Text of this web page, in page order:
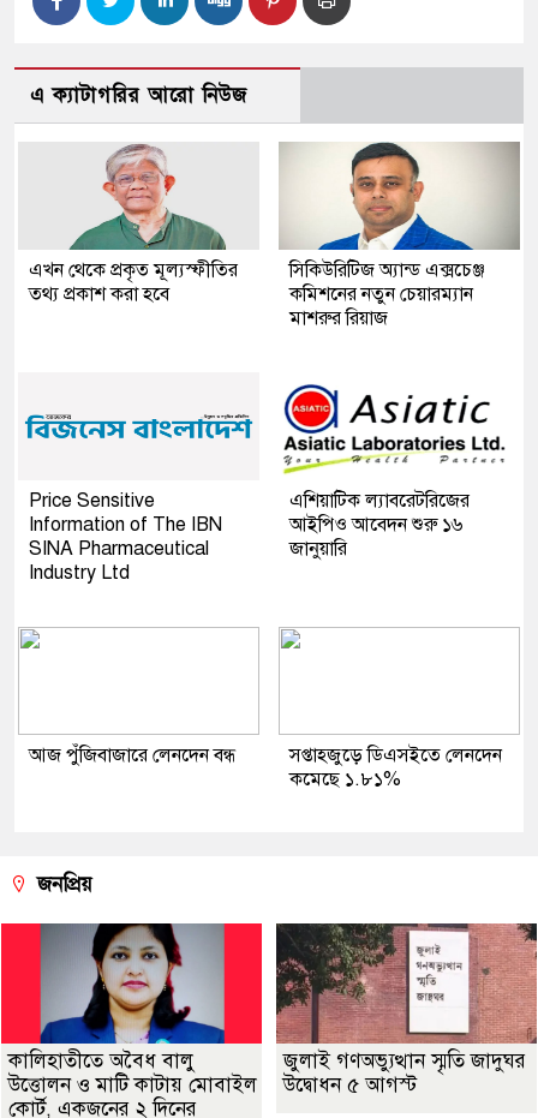
এ ক্যাটাগরির আরো নিউজ
এখন থেকে প্রকৃত মূল্যস্ফীতির
তথ্য প্রকাশ করা হবে
সিকিউরিটিজ অ্যান্ড এক্সচেঞ্জ
কমিশনের নতুন চেয়ারম্যান
মাশরুর রিয়াজ
Price Sensitive
Information of The IBN
SINA Pharmaceutical
Industry Ltd
এশিয়াটিক ল্যাবরেটরিজের
আইপিও আবেদন শুরু ১৬
জানুয়ারি
আজ পুঁজিবাজারে লেনদেন বন্ধ
সপ্তাহজুড়ে ডিএসইতে লেনদেন
কমেছে ১.৮১%
জনপ্রিয়
কালিহাতীতে অবৈধ বালু
উত্তোলন ও মাটি কাটায় মোবাইল
কোর্ট, একজনের ২ দিনের
জুলাই গণঅভ্যুত্থান স্মৃতি জাদুঘর
উদ্বোধন ৫ আগস্ট